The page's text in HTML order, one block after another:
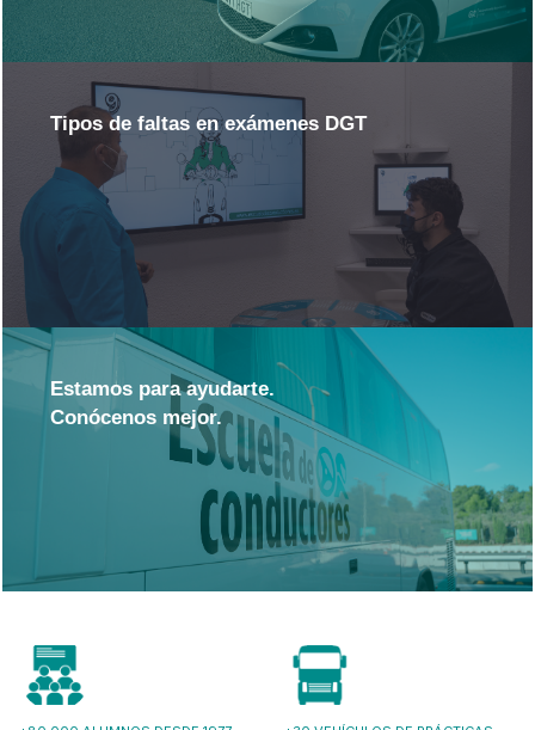
Tipos de faltas en exámenes DGT
Estamos para ayudarte.
Conócenos mejor.